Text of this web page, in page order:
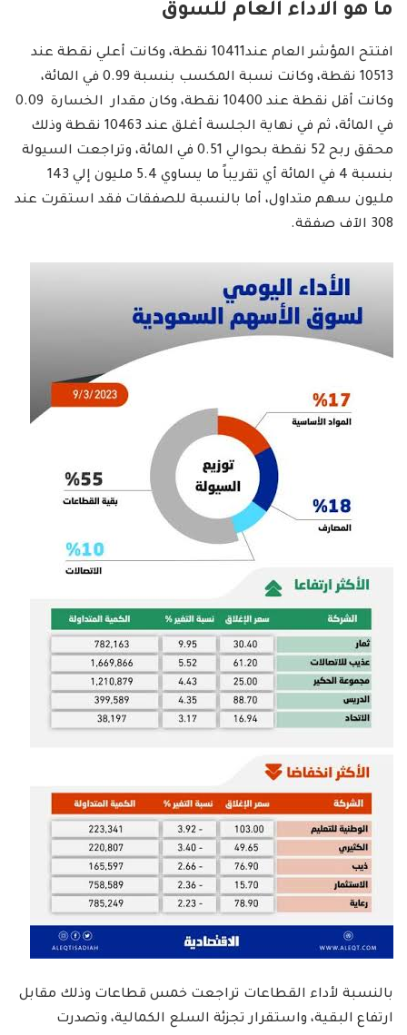
ما هو الاداء العام للسوق
افتتح المؤشر العام عند10411 نقطة، وكانت أعلي نقطة عند
10513 نقطة، وكانت نسبة المكسب بنسبة 0.99 في المائة،
وكانت أقل نقطة عند 10400 نقطة، وكان مقدار الخسارة 0.09
في المائة، ثم في نهاية الجلسة أغلق عند 10463 نقطة وذلك
محقق ربح 52 نقطة بحوالي 0.51 في المائة، وتراجعت السيولة
بنسبة 4 في المائة أي تقريباً ما يساوي 5.4 مليون إلي 143
مليون سهم متداول، أما بالنسبة للصفقات فقد استقرت عند
308 الآف صفقة.
بالنسبة لأداء القطاعات تراجعت خمس قطاعات وذلك مقابل
ارتفاع البقية، واستقرار تجزئة السلع الكمالية، وتصدرت